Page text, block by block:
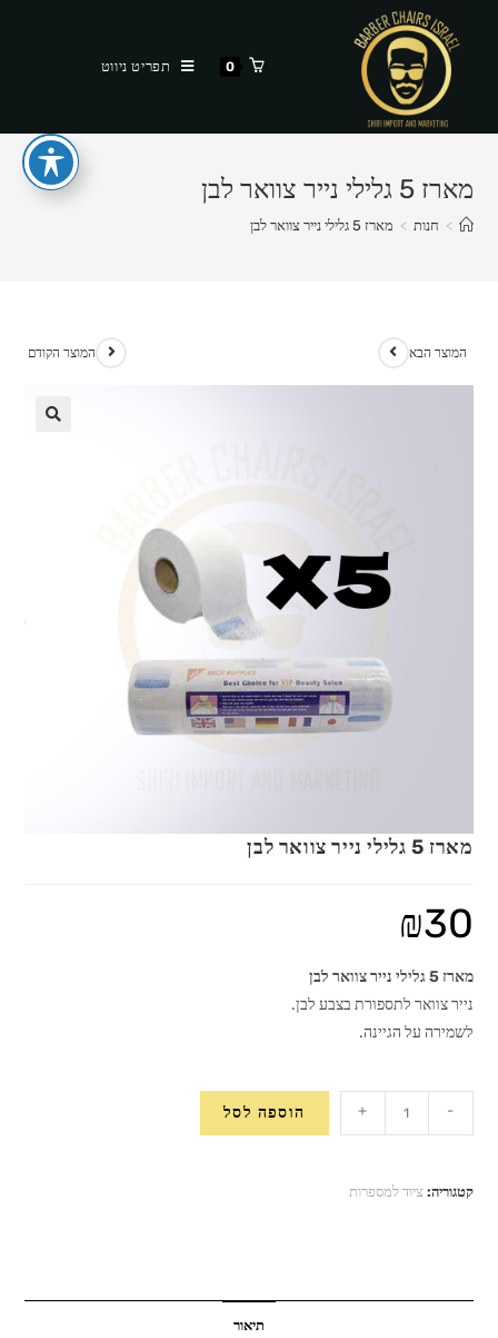
content
0 תפריט ניווט
מארז 5 גלילי נייר צוואר לבן
> חנות > מארז 5 גלילי נייר צוואר לבן
המוצר הקודם המוצר הבא
מארז 5 גלילי נייר צוואר לבן
₪30
מארז 5 גלילי נייר צוואר לבן
נייר צוואר לתספורת בצבע לבן.
לשמירה על הגיינה.
של
5
לבן
-
+ הוספה לסל
קטגוריה: ציוד למספרות
תיאור